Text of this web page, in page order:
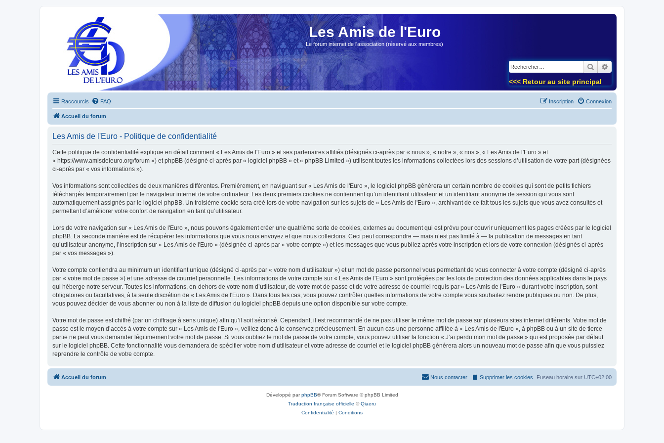
Les Amis de l'Euro
Le forum internet de l'association (réservé aux membres)
Rechercher
<<< Retour au site principal
Raccourcis FAQ Connexion
Inscription
Accueil du forum
Les Amis de l'Euro - Politique de confidentialité
Cette politique de confidentialité explique en détail comment « Les Amis de l'Euro » et ses partenaires affiliés (désignés ci-après par « nous », « notre », « nos », « Les Amis de l'Euro » et
« https://www.amisdeleuro.org/forum ») et phpBB (désigné ci-après par « logiciel phpBB » et « phpBB Limited ») utilisent toutes les informations collectées lors des sessions d’utilisation de votre part (désignées
ci-après par « vos informations »).
Vos informations sont collectées de deux manières différentes. Premièrement, en naviguant sur « Les Amis de l'Euro », le logiciel phpBB génèrera un certain nombre de cookies qui sont de petits fichiers
téléchargés temporairement par le navigateur internet de votre ordinateur. Les deux premiers cookies ne contiennent qu’un identifiant utilisateur et un identifiant anonyme de session qui vous sont
automatiquement assignés par le logiciel phpBB. Un troisième cookie sera créé lors de votre navigation sur les sujets de « Les Amis de l'Euro », archivant de ce fait tous les sujets que vous avez consultés et
permettant d’améliorer votre confort de navigation en tant qu’utilisateur.
Lors de votre navigation sur « Les Amis de l'Euro », nous pouvons également créer une quatrième sorte de cookies, externes au document qui est prévu pour couvrir uniquement les pages créées par le logiciel
phpBB. La seconde manière est de récupérer les informations que vous nous envoyez et que nous collectons. Ceci peut correspondre — mais n’est pas limité à — la publication de messages en tant
qu’utilisateur anonyme, l’inscription sur « Les Amis de l'Euro » (désignée ci-après par « votre compte ») et les messages que vous publiez après votre inscription et lors de votre connexion (désignés ci-après
par « vos messages »).
Votre compte contiendra au minimum un identifiant unique (désigné ci-après par « votre nom d’utilisateur ») et un mot de passe personnel vous permettant de vous connecter à votre compte (désigné ci-après
par « votre mot de passe ») et une adresse de courriel personnelle. Les informations de votre compte sur « Les Amis de l'Euro » sont protégées par les lois de protection des données applicables dans le pays
qui héberge notre serveur. Toutes les informations, en-dehors de votre nom d’utilisateur, de votre mot de passe et de votre adresse de courriel requis par « Les Amis de l'Euro » durant votre inscription, sont
obligatoires ou facultatives, à la seule discrétion de « Les Amis de l'Euro ». Dans tous les cas, vous pouvez contrôler quelles informations de votre compte vous souhaitez rendre publiques ou non. De plus,
vous pouvez décider de vous abonner ou non à la liste de diffusion du logiciel phpBB depuis une option disponible sur votre compte.
Votre mot de passe est chiffré (par un chiffrage à sens unique) afin qu’il soit sécurisé. Cependant, il est recommandé de ne pas utiliser le même mot de passe sur plusieurs sites internet différents. Votre mot de
passe est le moyen d’accès à votre compte sur « Les Amis de l'Euro », veillez donc à le conservez précieusement. En aucun cas une personne affiliée à « Les Amis de l'Euro », à phpBB ou à un site de tierce
partie ne peut vous demander légitimement votre mot de passe. Si vous oubliez le mot de passe de votre compte, vous pouvez utiliser la fonction « J’ai perdu mon mot de passe » qui est proposée par défaut
sur le logiciel phpBB. Cette fonctionnalité vous demandera de spécifier votre nom d’utilisateur et votre adresse de courriel et le logiciel phpBB générera alors un nouveau mot de passe afin que vous puissiez
reprendre le contrôle de votre compte.
Accueil du forum Fuseau horaire sur UTC+02:00
Supprimer les cookies
Nous contacter
Développé parphpBB® Forum Software © phpBB Limited
Traduction française officielle ©Qiaeru
Confidentialité | Conditions